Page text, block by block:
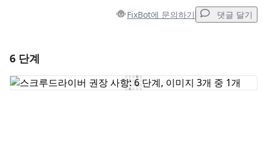
FixBot에 문의하기 댓글 달기
댓글 쓰기
6 단계